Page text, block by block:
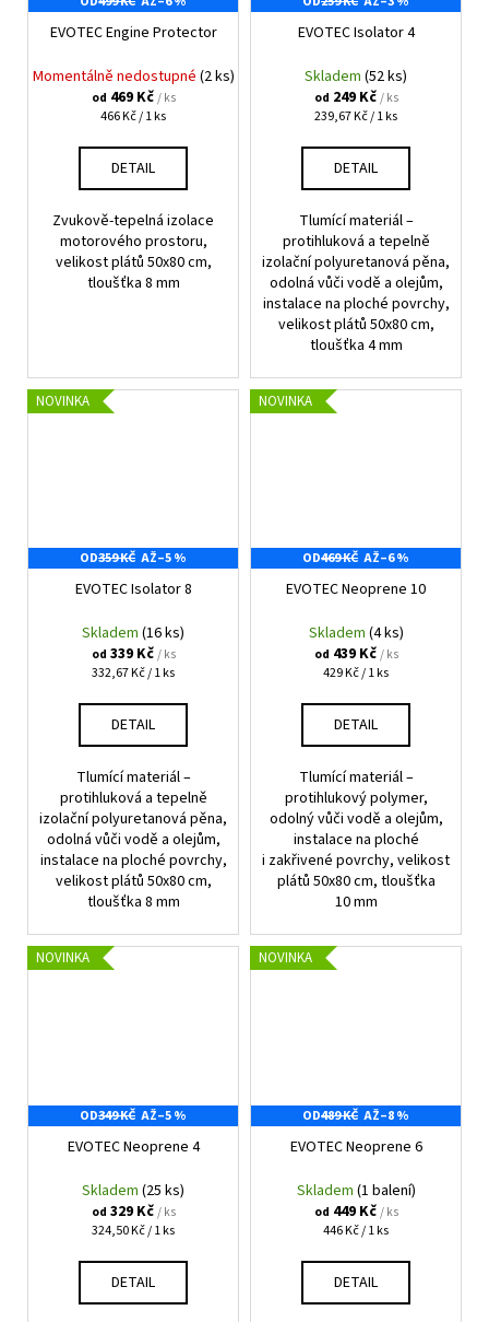
EVOTEC Engine Protector
Momentálně nedostupné (2 ks)
od 469 Kč/ ks
Měrná
466 Kč / 1 ks
DETAIL
Zvukově-tepelná izolace
motorového prostoru,
velikost plátů 50x80 cm,
tloušťka 8 mm
EVOTEC Isolator 4
Skladem (52 ks)
od 249 Kč/ ks
Měrná
239,67 Kč / 1 ks
DETAIL
Tlumící materiál –
protihluková a tepelně
izolační polyuretanová pěna,
odolná vůči vodě a olejům,
instalace na ploché povrchy,
velikost plátů 50x80 cm,
tloušťka 4 mm
NOVINKA
OD359 KČ AŽ–5 %
EVOTEC Isolator 8
Skladem (16 ks)
od 339 Kč/ ks
Měrná
332,67 Kč / 1 ks
DETAIL
Tlumící materiál –
protihluková a tepelně
izolační polyuretanová pěna,
odolná vůči vodě a olejům,
instalace na ploché povrchy,
velikost plátů 50x80 cm,
tloušťka 8 mm
NOVINKA
OD469 KČ AŽ–6 %
EVOTEC Neoprene 10
Skladem (4 ks)
od 439 Kč/ ks
Měrná
429 Kč / 1 ks
DETAIL
Tlumící materiál –
protihlukový polymer,
odolný vůči vodě a olejům,
instalace na ploché
i zakřivené povrchy, velikost
plátů 50x80 cm, tloušťka
10 mm
NOVINKA
OD349 KČ AŽ–5 %
EVOTEC Neoprene 4
Skladem (25 ks)
od 329 Kč/ ks
Měrná
324,50 Kč / 1 ks
DETAIL
NOVINKA
OD489 KČ AŽ–8 %
EVOTEC Neoprene 6
Skladem (1 balení)
od 449 Kč/ ks
Měrná
446 Kč / 1 ks
DETAIL